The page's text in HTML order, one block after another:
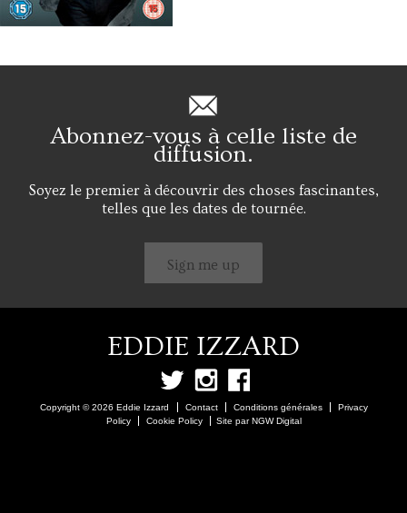
Abonnez-vous à celle liste de
diffusion.
Soyez le premier à découvrir des choses fascinantes,
telles que les dates de tournée.
Sign me up
EDDIE IZZARD
Copyright © 2026 Eddie Izzard Contact Conditions générales
Privacy
Policy
Cookie Policy Site par NGW Digital